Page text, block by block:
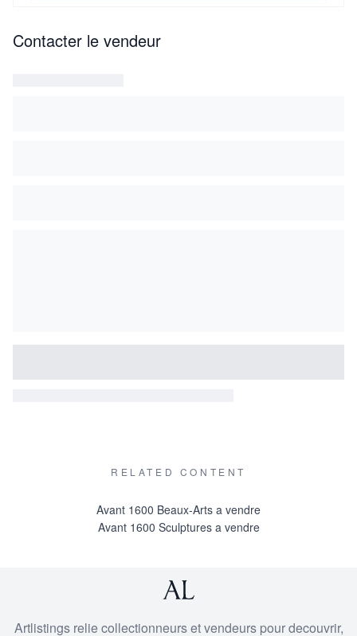
Contacter le vendeur
RELATED CONTENT
Avant 1600 Beaux-Arts a vendre
Avant 1600 Sculptures a vendre
Artlistings relie collectionneurs et vendeurs pour decouvrir,